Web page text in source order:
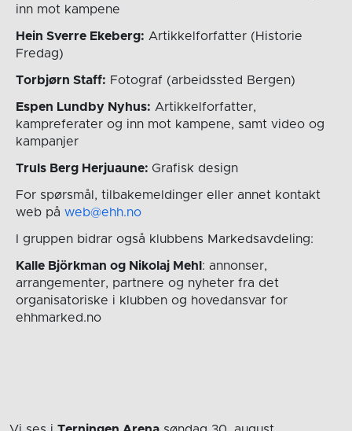
inn mot kampene
Hein Sverre Ekeberg: Artikkelforfatter (Historie
Fredag)
Torbjørn Staff: Fotograf (arbeidssted Bergen)
Espen Lundby Nyhus: Artikkelforfatter,
kampreferater og inn mot kampene, samt video og
kampanjer
Truls Berg Herjuaune: Grafisk design
For spørsmål, tilbakemeldinger eller annet kontakt
web på web@ehh.no
I gruppen bidrar også klubbens Markedsavdeling:
Kalle Björkman og Nikolaj Mehl : annonser,
arrangementer, partnere og nyheter fra det
organisatoriske i klubben og hovedansvar for
ehhmarked.no